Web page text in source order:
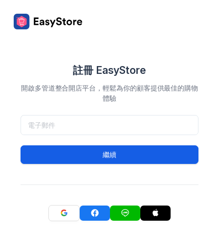
註冊 EasyStore
開啟多管道整合開店平台，輕鬆為你的顧客提供最佳的購物
體驗
繼續